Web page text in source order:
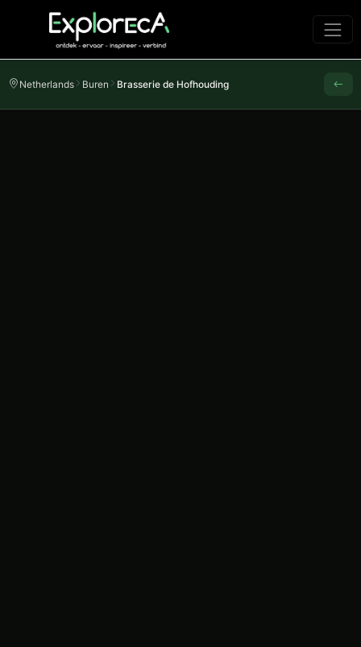
Netherlands Buren Brasserie de Hofhouding